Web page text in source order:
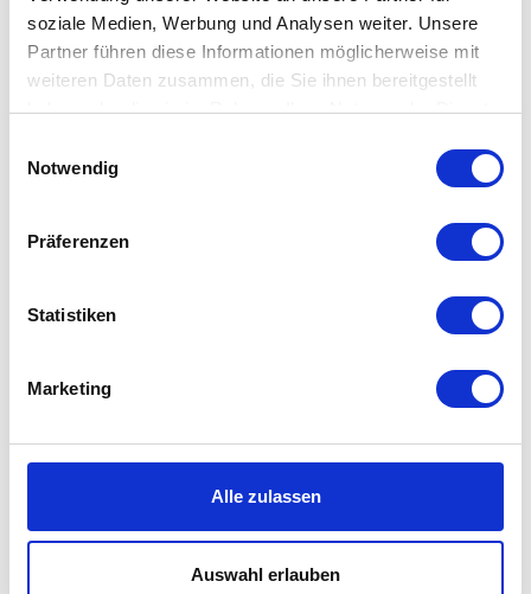
soziale Medien, Werbung und Analysen weiter. Unsere
Partner führen diese Informationen möglicherweise mit
weiteren Daten zusammen, die Sie ihnen bereitgestellt
haben oder die sie im Rahmen Ihrer Nutzung der Dienste
Datenschutzerklärung
Notwendig
Präferenzen
Statistiken
Marketing
Alle zulassen
Auswahl erlauben
Skagerak - Tisch oval
Skagerak - Lilium Bank